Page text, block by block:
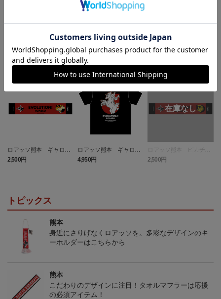
ロアッソ熊本 ギャロッ
プ タオルマフラー
2,500円
NEW
ロアッソ熊本 ギャロッ
プ Tシャツ BLACK
4,950円
ロアッソ熊本 ピカチュ
ウ タオルマフラー
2,500円
トピックス
熊本
身近にさりげなくロアッソを。多彩なデザインのキ
ーホルダーはこちらから
熊本
こだわりのデザインに注目！タオルマフラーは応援
の必須アイテム！